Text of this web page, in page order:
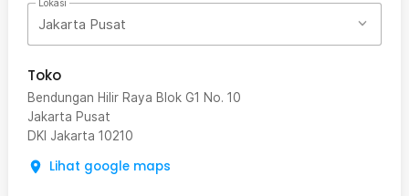
Lokasi
Jakarta Pusat
Toko
Bendungan Hilir Raya Blok G1 No. 10
Jakarta Pusat
DKI Jakarta 10210
Lihat google maps